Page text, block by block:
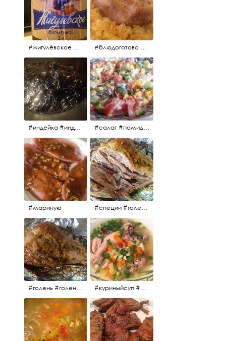
#жигулёвское #пиво #свежеепиво #beer #напиток #блюдоготово #можнокушать #простолук #лук #индейкавфольге #мясоиндейки
#индейка #индейкавфольге #еда #мясоиндейки 🚀 #салат #помидоры #яйцо #огурцы #зелень #кинза #петрушка #укроп #сметана #соль #витамины
#мариную #специи #голень #голеньиндейки #индейка #мясо #еда #завтрак #голеньиндейкивфольге
#голень #голеньиндейки #голеньиндейкивфольге #индейка #завтрак #еда #мясо #куриныйсуп #еда #ужин #можнокушать